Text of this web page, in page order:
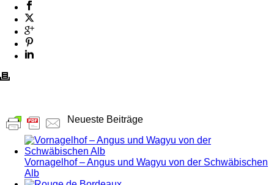
Neueste Beiträge
Vornagelhof – Angus und Wagyu von der Schwäbischen
Alb